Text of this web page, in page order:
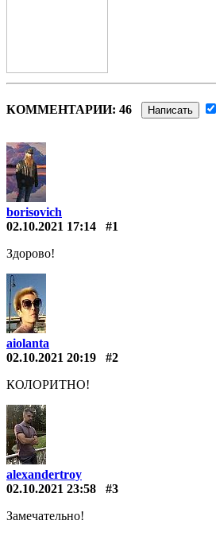
КОММЕНТАРИИ: 46 Написать
borisovich
02.10.2021 17:14
#1
Здорово!
aiolanta
02.10.2021 20:19
#2
КОЛОРИТНО!
alexandertroy
02.10.2021 23:58
#3
Замечательно!